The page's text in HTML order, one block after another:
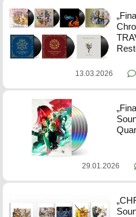
13.03.2026
29.01.2026